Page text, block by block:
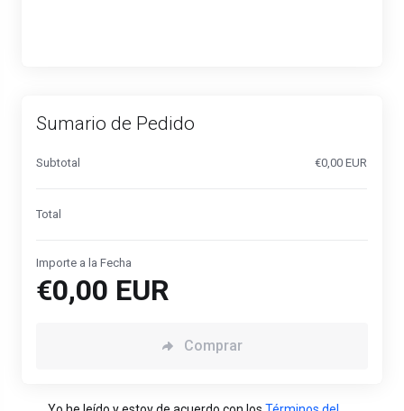
Sumario de Pedido
Subtotal €0,00 EUR
Total
Importe a la Fecha
€0,00 EUR
Comprar